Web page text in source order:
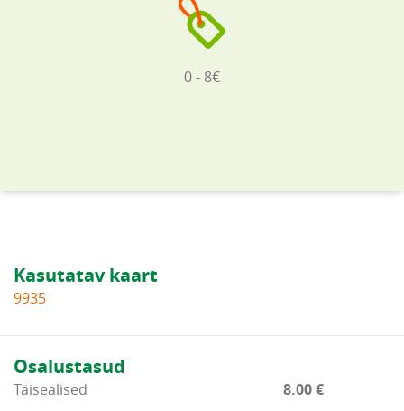
0 - 8€
Kasutatav kaart
9935
Osalustasud
Täisealised
8.00 €